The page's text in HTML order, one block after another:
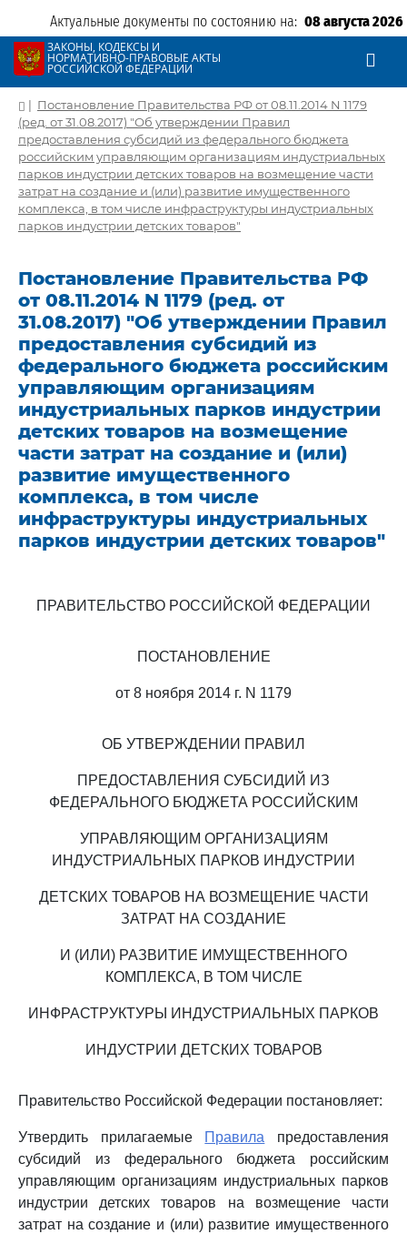
Актуальные документы по состоянию на: 08 августа 2026
ЗАКОНЫ, КОДЕКСЫ И
НОРМАТИВНО-ПРАВОВЫЕ АКТЫ
РОССИЙСКОЙ ФЕДЕРАЦИИ
| Постановление Правительства РФ от 08.11.2014 N 1179
(ред. от 31.08.2017) "Об утверждении Правил
предоставления субсидий из федерального бюджета
российским управляющим организациям индустриальных
парков индустрии детских товаров на возмещение части
затрат на создание и (или) развитие имущественного
комплекса, в том числе инфраструктуры индустриальных
парков индустрии детских товаров"
Постановление Правительства РФ
от 08.11.2014 N 1179 (ред. от
31.08.2017) "Об утверждении Правил
предоставления субсидий из
федерального бюджета российским
управляющим организациям
индустриальных парков индустрии
детских товаров на возмещение
части затрат на создание и (или)
развитие имущественного
комплекса, в том числе
инфраструктуры индустриальных
парков индустрии детских товаров"
ПРАВИТЕЛЬСТВО РОССИЙСКОЙ ФЕДЕРАЦИИ
ПОСТАНОВЛЕНИЕ
от 8 ноября 2014 г. N 1179
ОБ УТВЕРЖДЕНИИ ПРАВИЛ
ПРЕДОСТАВЛЕНИЯ СУБСИДИЙ ИЗ
ФЕДЕРАЛЬНОГО БЮДЖЕТА РОССИЙСКИМ
УПРАВЛЯЮЩИМ ОРГАНИЗАЦИЯМ
ИНДУСТРИАЛЬНЫХ ПАРКОВ ИНДУСТРИИ
ДЕТСКИХ ТОВАРОВ НА ВОЗМЕЩЕНИЕ ЧАСТИ
ЗАТРАТ НА СОЗДАНИЕ
И (ИЛИ) РАЗВИТИЕ ИМУЩЕСТВЕННОГО
КОМПЛЕКСА, В ТОМ ЧИСЛЕ
ИНФРАСТРУКТУРЫ ИНДУСТРИАЛЬНЫХ ПАРКОВ
ИНДУСТРИИ ДЕТСКИХ ТОВАРОВ
Правительство Российской Федерации постановляет:
Утвердить прилагаемые Правила предоставления
субсидий из федерального бюджета российским
управляющим организациям индустриальных парков
индустрии детских товаров на возмещение части
затрат на создание и (или) развитие имущественного